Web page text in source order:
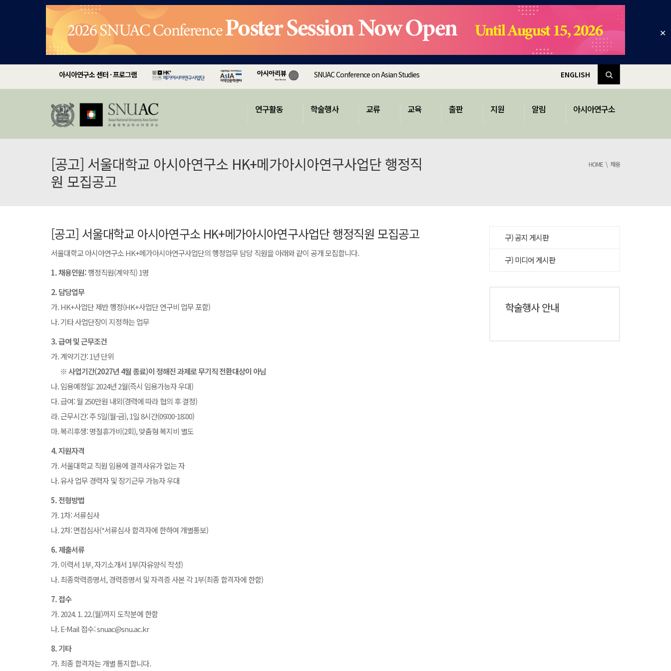
✕
아시아연구소 센터 · 프로그램 SNUAC Conference on Asian Studies ENGLISH
연구활동 학술행사 교류 교육 출판 지원 알림 아시아연구소
[공고] 서울대학교 아시아연구소 HK+메가아시아연구사업단 행정직
원 모집공고
HOME 채용
[공고] 서울대학교 아시아연구소 HK+메가아시아연구사업단 행정직원 모집공고
서울대학교 아시아연구소 HK+메가아시아연구사업단의 행정업무 담당 직원을 아래와 같이 공개 모집합니다.
1. 채용인원:행정직원(계약직) 1명
2. 담당업무
가. HK+사업단 제반 행정(HK+사업단 연구비 업무 포함)
나. 기타 사업단장이 지정하는 업무
3. 급여 및 근무조건
가. 계약기간: 1년 단위
※ 사업기간(2027년 4월 종료)이 정해진 과제로 무기직 전환대상이 아님
나. 임용예정일: 2024년 2월(즉시 임용가능자 우대)
다. 급여: 월 250만원 내외(경력에 따라 협의 후 결정)
라. 근무시간: 주 5일(월-금), 1일 8시간(09:00-18:00)
마. 복리후생: 명절휴가비(2회), 맞춤형 복지비 별도
4. 지원자격
가. 서울대학교 직원 임용에 결격사유가 없는 자
나. 유사 업무 경력자 및 장기근무 가능자 우대
5. 전형방법
가. 1차: 서류심사
나. 2차: 면접심사(*서류심사 합격자에 한하여 개별통보)
6. 제출서류
가. 이력서 1부, 자기소개서 1부(자유양식 작성)
나. 최종학력증명서, 경력증명서 및 자격증 사본 각 1부(최종 합격자에 한함)
7. 접수
가. 2024. 1. 22.(월)까지 도착분에 한함
나. E-Mail 접수: snuac@snu.ac.kr
8. 기타
가. 최종 합격자는 개별 통지합니다.
구) 공지 게시판
구) 미디어 게시판
학술행사 안내